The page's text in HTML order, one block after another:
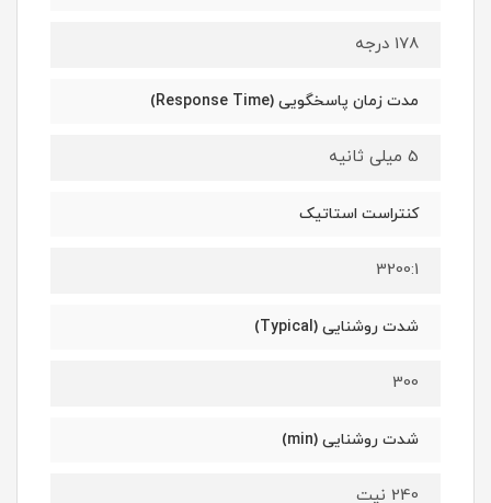
178 درجه
مدت زمان پاسخگویی (Response Time)
5 میلی ثانیه
کنتراست استاتیک
3200:1
شدت روشنایی (Typical)
300
شدت روشنایی (min)
240 نیت